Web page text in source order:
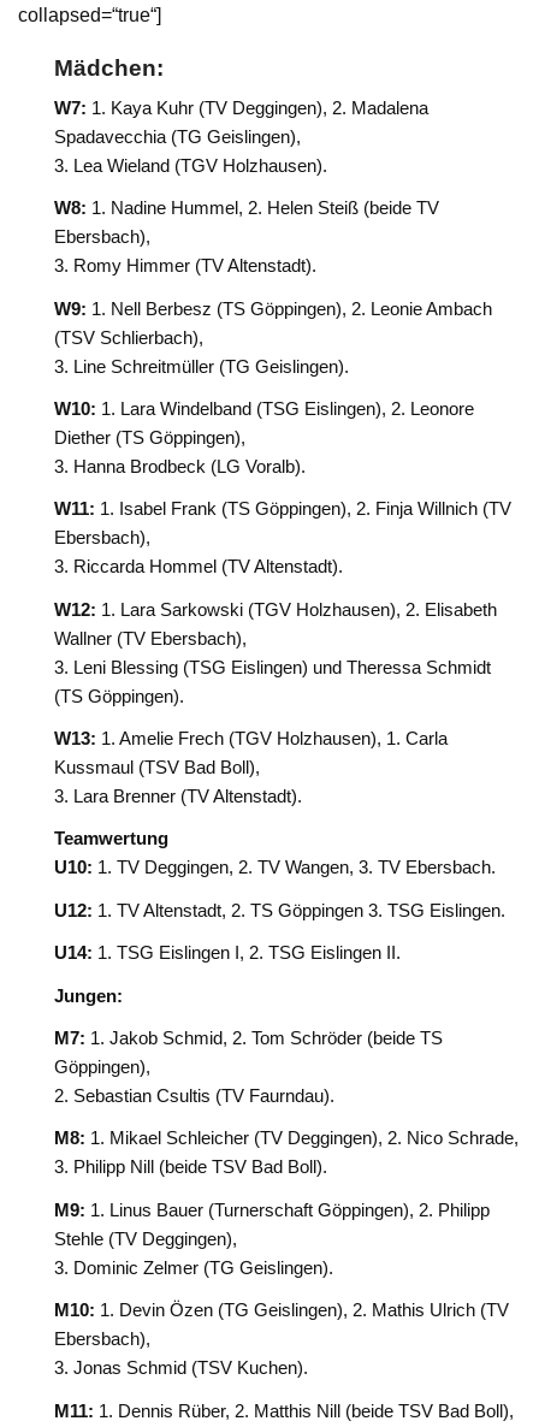
collapsed=“true“]
Mädchen:
W7: 1. Kaya Kuhr (TV Deggingen), 2. Madalena
Spadavecchia (TG Geislingen),
3. Lea Wieland (TGV Holzhausen).
W8: 1. Nadine Hummel, 2. Helen Steiß (beide TV
Ebersbach),
3. Romy Himmer (TV Altenstadt).
W9: 1. Nell Berbesz (TS Göppingen), 2. Leonie Ambach
(TSV Schlierbach),
3. Line Schreitmüller (TG Geislingen).
W10: 1. Lara Windelband (TSG Eislingen), 2. Leonore
Diether (TS Göppingen),
3. Hanna Brodbeck (LG Voralb).
W11: 1. Isabel Frank (TS Göppingen), 2. Finja Willnich (TV
Ebersbach),
3. Riccarda Hommel (TV Altenstadt).
W12: 1. Lara Sarkowski (TGV Holzhausen), 2. Elisabeth
Wallner (TV Ebersbach),
3. Leni Blessing (TSG Eislingen) und Theressa Schmidt
(TS Göppingen).
W13: 1. Amelie Frech (TGV Holzhausen), 1. Carla
Kussmaul (TSV Bad Boll),
3. Lara Brenner (TV Altenstadt).
Teamwertung
U10: 1. TV Deggingen, 2. TV Wangen, 3. TV Ebersbach.
U12: 1. TV Altenstadt, 2. TS Göppingen 3. TSG Eislingen.
U14: 1. TSG Eislingen I, 2. TSG Eislingen II.
Jungen:
M7: 1. Jakob Schmid, 2. Tom Schröder (beide TS
Göppingen),
2. Sebastian Csultis (TV Faurndau).
M8: 1. Mikael Schleicher (TV Deggingen), 2. Nico Schrade,
3. Philipp Nill (beide TSV Bad Boll).
M9: 1. Linus Bauer (Turnerschaft Göppingen), 2. Philipp
Stehle (TV Deggingen),
3. Dominic Zelmer (TG Geislingen).
M10: 1. Devin Özen (TG Geislingen), 2. Mathis Ulrich (TV
Ebersbach),
3. Jonas Schmid (TSV Kuchen).
M11: 1. Dennis Rüber, 2. Matthis Nill (beide TSV Bad Boll),